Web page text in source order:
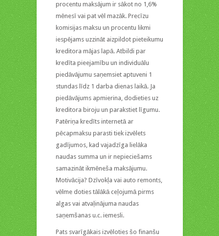
procentu maksājum ir sākot no 1,6%
mēnesī vai pat vēl mazāk. Precīzu
komisijas maksu un procentu likmi
iespējams uzzināt aizpildot pieteikumu
kreditora mājas lapā. Atbildi par
kredīta pieejamību un individuālu
piedāvājumu saņemsiet aptuveni 1
stundas līdz 1 darba dienas laikā. Ja
piedāvājums apmierina, dodieties uz
kreditora biroju un parakstiet līgumu.
Patēriņa kredīts internetā ar
pēcapmaksu parasti tiek izvēlets
gadījumos, kad vajadzīga lielāka
naudas summa un ir nepieciešams
samazināt ikmēneša maksājumu.
Motivācija? Dzīvokļa vai auto remonts,
vēlme doties tālākā ceļojumā pirms
algas vai atvaļinājuma naudas
saņemšanas u.c. iemesli.
Pats svarīgākais izvēloties šo finanšu